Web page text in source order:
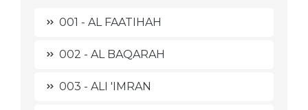
001 - AL FAATIHAH
002 - AL BAQARAH
003 - ALI 'IMRAN